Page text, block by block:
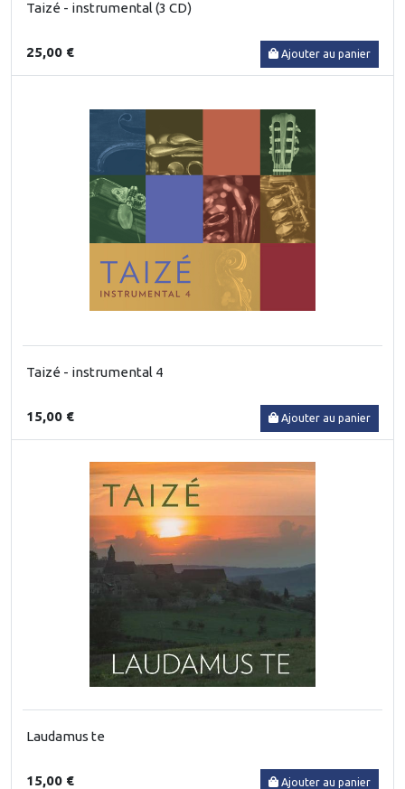
Taizé - instrumental (3 CD)
25,00 € Ajouter au panier
Taizé - instrumental 4
15,00 € Ajouter au panier
Laudamus te
15,00 € Ajouter au panier